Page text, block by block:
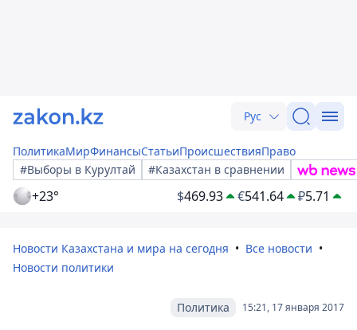
Рус
ПолитикаМирФинансыСтатьиПроисшествияПраво
#Выборы в Курултай
#Казахстан в сравнении
+23° $469.93 €541.64 ₽5.71
Новости Казахстана и мира на сегодня
Все новости
Новости политики
15:21, 17 января 2017
Политика